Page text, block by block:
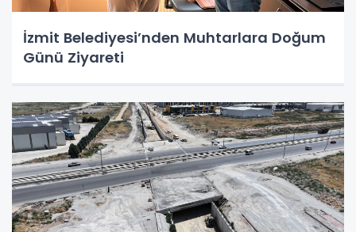
İzmit Belediyesi’nden Muhtarlara Doğum
Günü Ziyareti